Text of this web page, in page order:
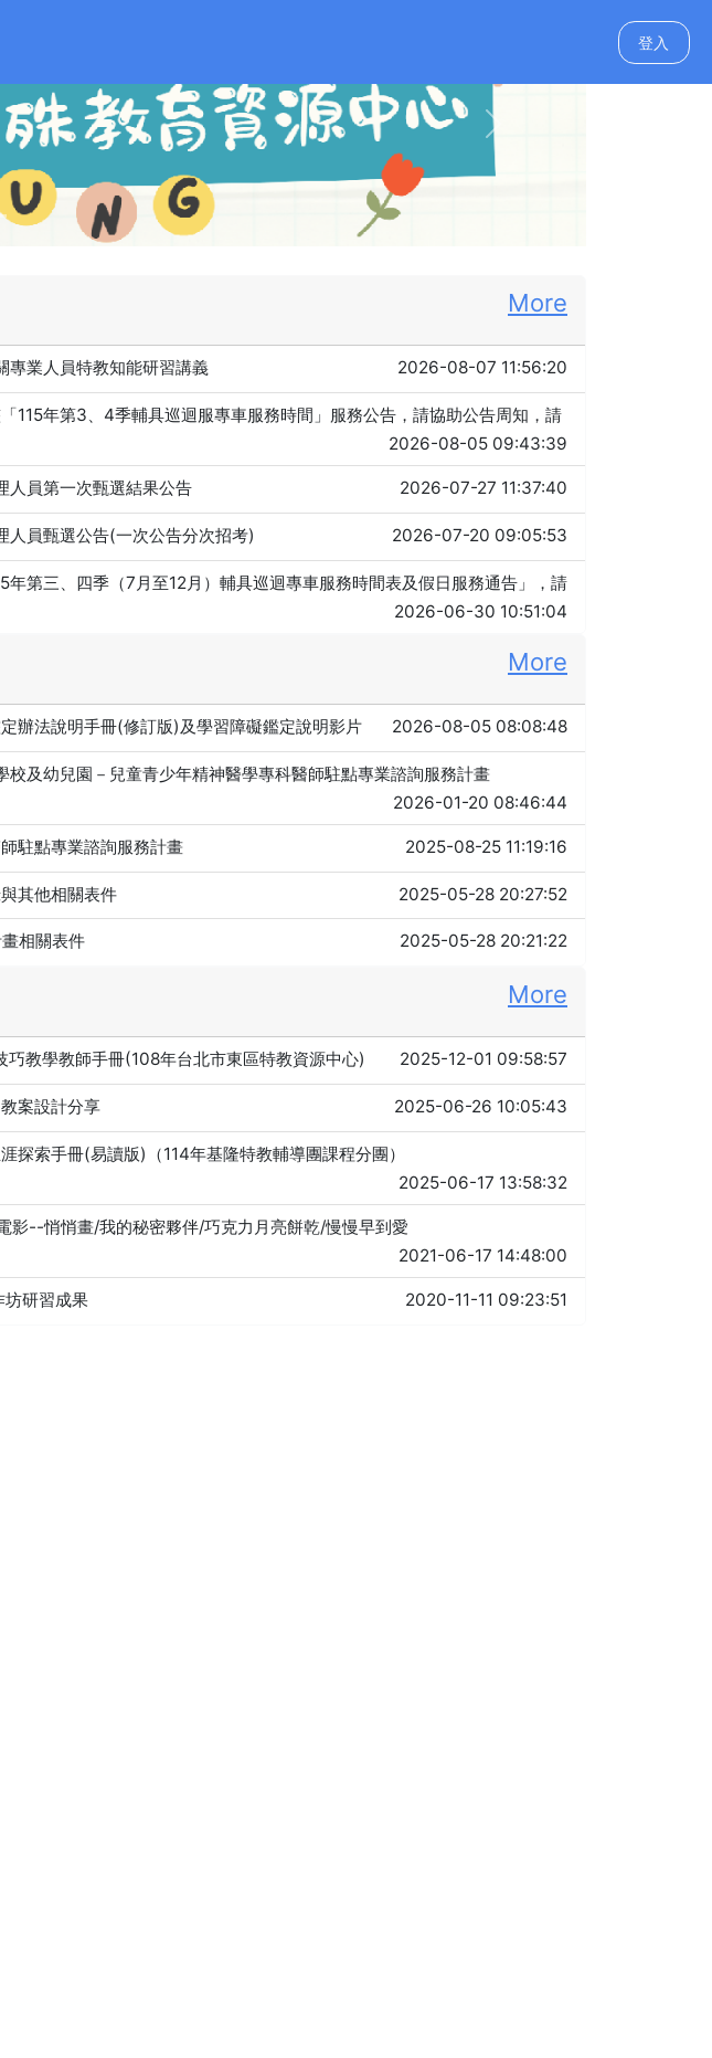
登入
Next
More
專業人員特教知能研習講義 2026-08-07 11:56:20
115年第3、4季輔具巡迴服專車服務時間」服務公告，請協助公告周知，請
2026-08-05 09:43:39
人員第一次甄選結果公告 2026-07-27 11:37:40
人員甄選公告(一次公告分次招考) 2026-07-20 09:05:53
第三、四季（7月至12月）輔具巡迴專車服務時間表及假日服務通告」，請
2026-06-30 10:51:04
More
辦法說明手冊(修訂版)及學習障礙鑑定說明影片 2026-08-05 08:08:48
及幼兒園－兒童青少年精神醫學專科醫師駐點專業諮詢服務計畫
2026-01-20 08:46:44
駐點專業諮詢服務計畫 2025-08-25 11:19:16
其他相關表件 2025-05-28 20:27:52
相關表件 2025-05-28 20:21:22
More
教學教師手冊(108年台北市東區特教資源中心) 2025-12-01 09:58:57
案設計分享 2025-06-26 10:05:43
探索手冊(易讀版)（114年基隆特教輔導團課程分團）
2025-06-17 13:58:32
影--悄悄畫/我的秘密夥伴/巧克力月亮餅乾/慢慢早到愛
2021-06-17 14:48:00
研習成果 2020-11-11 09:23:51